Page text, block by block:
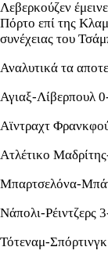
Λεβερκούζεν
Πόρτο επί της
συνέχειας του
Αναλυτικά τα
Αγιαξ-Λίβερπουλ
Αϊντραχτ
Ατλέτικο
Μπαρτσελόνα-
Νάπολι-Ρέιντζερς
Τότεναμ-